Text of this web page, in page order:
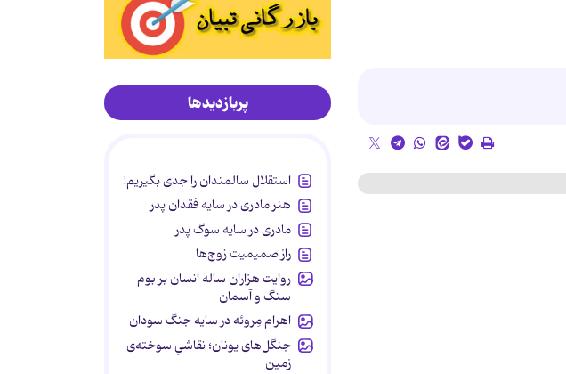
پربازدیدها
استقلال سالمندان را جدی بگیریم!
هنر مادری در سایه‌ فقدان پدر
مادری در سایه سوگ پدر
راز صمیمیت زوج‌ها
روایت هزاران ساله انسان بر بوم
سنگ و آسمان
اهرام مِروئه در سایه جنگ سودان
جنگل‌های یونان؛ نقاشیِ سوخته‌ی
زمین